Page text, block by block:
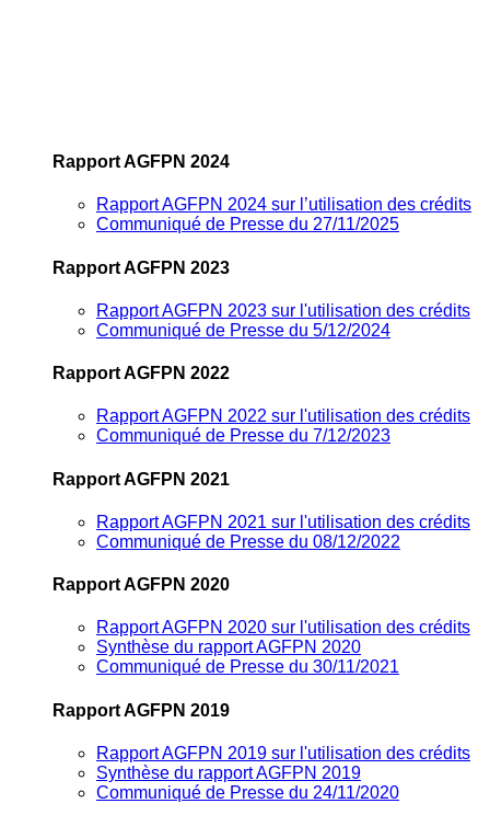
Rapport AGFPN 2024
Rapport AGFPN 2024 sur l’utilisation des crédits
Communiqué de Presse du 27/11/2025
Rapport AGFPN 2023
Rapport AGFPN 2023 sur l'utilisation des crédits
Communiqué de Presse du 5/12/2024
Rapport AGFPN 2022
Rapport AGFPN 2022 sur l'utilisation des crédits
Communiqué de Presse du 7/12/2023
Rapport AGFPN 2021
Rapport AGFPN 2021 sur l'utilisation des crédits
Communiqué de Presse du 08/12/2022
Rapport AGFPN 2020
Rapport AGFPN 2020 sur l'utilisation des crédits
Synthèse du rapport AGFPN 2020
Communiqué de Presse du 30/11/2021
Rapport AGFPN 2019
Rapport AGFPN 2019 sur l'utilisation des crédits
Synthèse du rapport AGFPN 2019
Communiqué de Presse du 24/11/2020